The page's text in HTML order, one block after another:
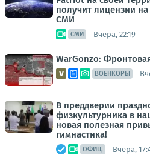
получит лицензии
СМИ
СМИ Вчера, 22:19
WarGonzo:
ВОЕНКОРЫ
В преддверии
физкультурника в
новая полезная
гимнастика!
ОФИЦ. Вчера,